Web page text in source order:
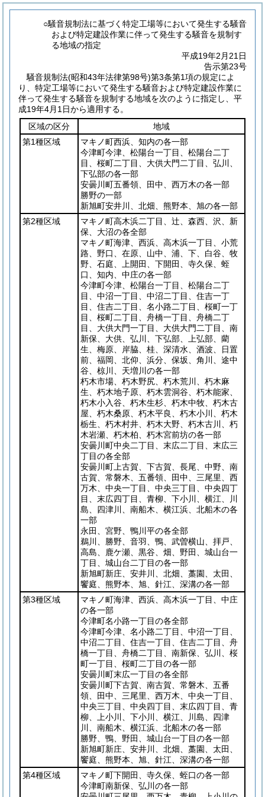
○騒音規制法に基づく特定工場等において発生する騒音
および特定建設作業に伴って発生する騒音を規制す
る地域の指定
平成19年2月21日
告示第23号
騒音規制法(昭和43年法律第98号)第3条第1項の規定によ
り、特定工場等において発生する騒音および特定建設作業に
伴って発生する騒音を規制する地域を次のように指定し、平
成19年4月1日から適用する。
区域の区分
地域
第1種区域
マキノ町西浜、知内の各一部
今津町今津、松陽台一丁目、松陽台二丁
目、桜町二丁目、大供大門二丁目、弘川、
下弘部の各一部
安曇川町五番領、田中、西万木の各一部
勝野の一部
新旭町安井川、北畑、熊野本、旭の各一部
第2種区域
マキノ町高木浜二丁目、辻、森西、沢、新
保、大沼の各全部
マキノ町海津、西浜、高木浜一丁目、小荒
路、野口、在原、山中、浦、下、白谷、牧
野、石庭、上開田、下開田、寺久保、蛭
口、知内、中庄の各一部
今津町今津、松陽台一丁目、松陽台二丁
目、中沼一丁目、中沼二丁目、住吉一丁
目、住吉二丁目、名小路二丁目、桜町一丁
目、桜町二丁目、舟橋一丁目、舟橋二丁
目、大供大門一丁目、大供大門二丁目、南
新保、大供、弘川、下弘部、上弘部、藺
生、梅原、岸脇、桂、深清水、酒波、日置
前、福岡、北仰、浜分、保坂、角川、途中
谷、椋川、天増川の各一部
朽木市場、朽木野尻、朽木荒川、朽木麻
生、朽木地子原、朽木雲洞谷、朽木能家、
朽木小入谷、朽木生杉、朽木中牧、朽木古
屋、朽木桑原、朽木平良、朽木小川、朽木
栃生、朽木村井、朽木大野、朽木古川、朽
木岩瀬、朽木柏、朽木宮前坊の各一部
安曇川町中央二丁目、末広二丁目、末広三
丁目の各全部
安曇川町上古賀、下古賀、長尾、中野、南
古賀、常磐木、五番領、田中、三尾里、西
万木、中央一丁目、中央三丁目、中央四丁
目、末広四丁目、青柳、下小川、横江、川
島、四津川、南船木、横江浜、北船木の各
一部
永田、宮野、鴨川平の各全部
鵜川、勝野、音羽、鴨、武曽横山、拝戸、
高島、鹿ケ瀬、黒谷、畑、野田、城山台一
丁目、城山台二丁目の各一部
新旭町新庄、安井川、北畑、藁園、太田、
饗庭、熊野本、旭、針江、深溝の各一部
第3種区域
マキノ町海津、西浜、高木浜一丁目、中庄
の各一部
今津町名小路一丁目の各全部
今津町今津、名小路二丁目、中沼一丁目、
中沼二丁目、住吉一丁目、住吉二丁目、舟
橋一丁目、舟橋二丁目、南新保、弘川、桜
町一丁目、桜町二丁目の各一部
安曇川町末広一丁目の各全部
安曇川町下古賀、南古賀、常磐木、五番
領、田中、三尾里、西万木、中央一丁目、
中央三丁目、中央四丁目、末広四丁目、青
柳、上小川、下小川、横江、川島、四津
川、南船木、横江浜、北船木の各一部
勝野、鴨、野田、城山台一丁目の各一部
新旭町新庄、安井川、北畑、藁園、太田、
饗庭、熊野本、旭、針江、深溝の各一部
第4種区域
マキノ町下開田、寺久保、蛭口の各一部
今津町南新保、弘川の各一部